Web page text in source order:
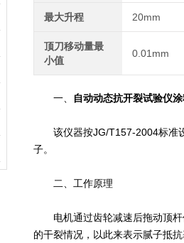
最大升程 20mm
顶刀移动量最
小值
0.01mm
一、 自动动态抗开裂试验仪
该仪器按JG/T157-2004标准设
子。
二、工作原理
电机通过齿轮减速后拖动顶杆
的干裂情况，以此来表示腻子抵抗